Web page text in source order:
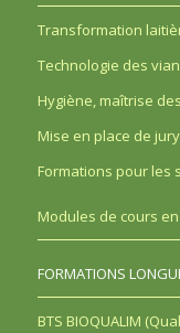
Transformation
Technologie des
Hygiène, maîtrise
Mise en place de
Formations pour les
Modules de cours
FORMATIONS
BTS BIOQUALIM